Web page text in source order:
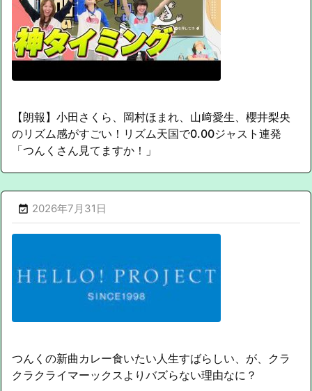
【朗報】小田さくら、岡村ほまれ、山﨑愛生、櫻井梨央
のリズム感がすごい！リズム天国で0.00ジャスト連発
「つんくさん見てますか！」
 2026年7月31日
つんくの新曲カレー食いたい人生すばらしい、が、クラ
クラクライマーックスよりバズらない理由なに？